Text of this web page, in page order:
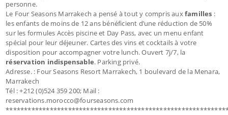
personne.
Le Four Seasons Marrakech a pensé à tout y compris auxfamilles :
les enfants de moins de 12 ans bénéficient d’une réduction de 50%
sur les formules Accès piscine et Day Pass, avec un menu enfant
spécial pour leur déjeuner. Cartes des vins et cocktails à votre
disposition pour accompagner votre lunch. Ouvert 7j/7, la
réservation indispensable. Parking privé.
Adresse. : Four Seasons Resort Marrakech, 1 boulevard de la Menara,
Marrakech
Tél : +212 (0)524 359 200; Mail :
reservations.morocco@fourseasons.com